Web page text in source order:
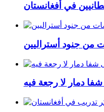
في أفغانستان
من جنود أستراليين
دمار لا رجعة فيه